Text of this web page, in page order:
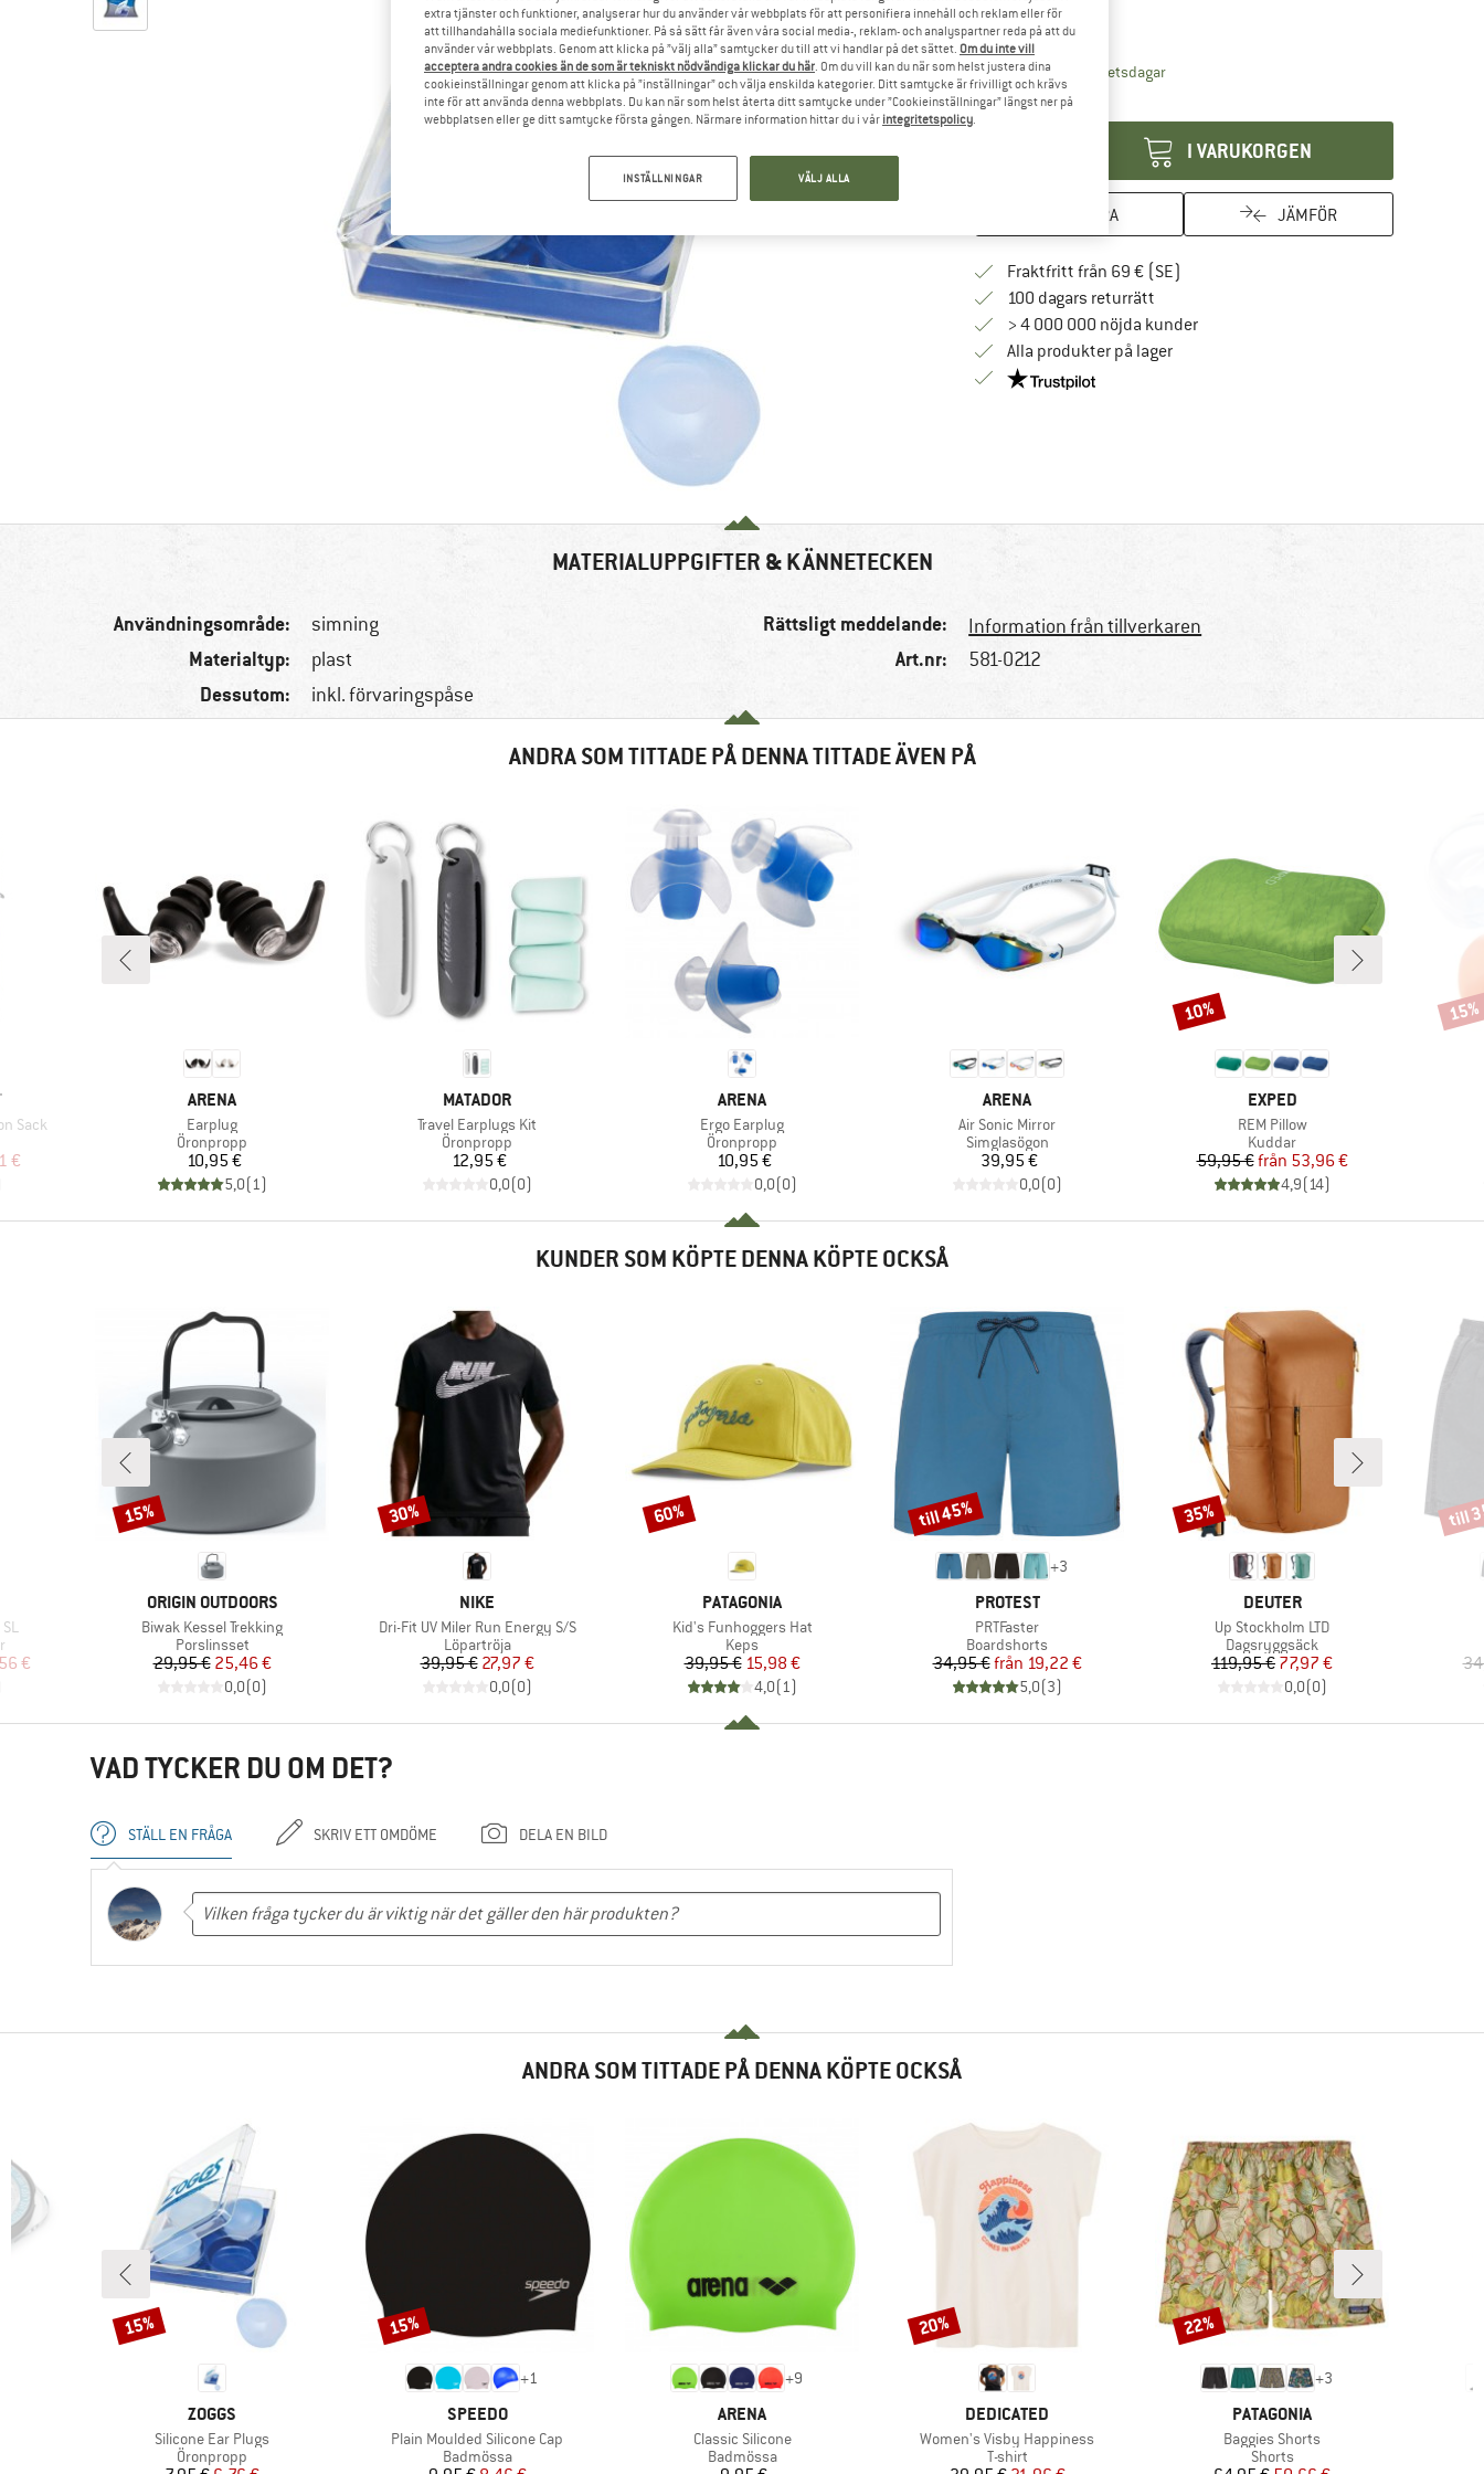
15%
Leveranstid: 4-5 arbetsdagarLänken öppnas i en inforuta och innehåller
Mängd:
I VARUKORGEN
SPARA JÄMFÖR
Fraktfritt från 69 € (SE)
100 dagars returrättGå till returpolicyn här Öppnas i en inforuta
> 4 000 000 nöjda kunder
Alla produkter på lager
Trust Pilot-garanti - hitta all information här!
MATERIALUPPGIFTER & KÄNNETECKEN
Användningsområde: simning
Materialtyp: plast
Dessutom: inkl. förvaringspåse
Rättsligt meddelande: Information från tillverkaren
Art.nr: 581-0212
ANDRA SOM TITTADE PÅ DENNA TITTADE ÄVEN PÅ
Sack
pris
€
VARUMÄRKE
ARENA
Produkter
Earplug
Produktgrupp
Öronpropp
Pris
10,95 €
5,0(1)
VARUMÄRKE
MATADOR
Produkter
Travel Earplugs Kit
Produktgrupp
Öronpropp
Pris
12,95 €
0,0(0)
VARUMÄRKE
ARENA
Produkter
Ergo Earplug
Produktgrupp
Öronpropp
Pris
10,95 €
0,0(0)
VARUMÄRKE
ARENA
Produkter
Air Sonic Mirror
Produktgrupp
Simglasögon
Pris
39,95 €
0,0(0)
VARUMÄRKE
EXPED
Produkter
REM Pillow
Produktgrupp
Kuddar
Pris
59,95 € Reducerat pris
från 53,96 €
4,9(14)
Rabatt
10% 15%
KUNDER SOM KÖPTE DENNA KÖPTE OCKSÅ
pris
€
VARUMÄRKE
ORIGIN OUTDOORS
Produkter
Biwak Kessel Trekking
Produktgrupp
Porslinsset
Pris
29,95 €Reducerat pris
25,46 €
0,0(0)
Rabatt
15%
VARUMÄRKE
NIKE
Produkter
Dri-Fit UV Miler Run Energy S/S
Produktgrupp
Löpartröja
Pris
39,95 €Reducerat pris
27,97 €
0,0(0)
Rabatt
30%
VARUMÄRKE
PATAGONIA
Produkter
Kid's Funhoggers Hat
Produktgrupp
Keps
Pris
39,95 €Reducerat pris
15,98 €
4,0(1)
Rabatt
60%
+3
VARUMÄRKE
PROTEST
Produkter
PRTFaster
Produktgrupp
Boardshorts
Pris
34,95 € Reducerat pris
från 19,22 €
5,0(3)
Rabatt
till 45%
VARUMÄRKE
DEUTER
Produkter
Up Stockholm LTD
Produktgrupp
Dagsryggsäck
Pris
119,95 €Reducerat pris
77,97 €
0,0(0)
Rabatt
35% till
VAD TYCKER DU OM DET?
STÄLL EN FRÅGA SKRIV ETT OMDÖME DELA EN BILD
ANDRA SOM TITTADE PÅ DENNA KÖPTE OCKSÅ
VARUMÄRKE
ZOGGS
Produkter
Silicone Ear Plugs
Produktgrupp
Öronpropp
Rabatt
15%
+1
VARUMÄRKE
SPEEDO
Produkter
Plain Moulded Silicone Cap
Produktgrupp
Badmössa
Rabatt
15%
+9
VARUMÄRKE
ARENA
Produkter
Classic Silicone
Produktgrupp
Badmössa
VARUMÄRKE
DEDICATED
Produkter
Women's Visby Happiness
Produktgrupp
T-shirt
Rabatt
20%
+3
VARUMÄRKE
PATAGONIA
Produkter
Baggies Shorts
Produktgrupp
Shorts
Rabatt
22%
extra tjänster och funktioner, analyserar hur du använder vår webbplats för att personifiera innehåll och reklam eller för
att tillhandahålla sociala mediefunktioner. På så sätt får även våra social media-, reklam- och analyspartner reda på att du
använder vår webbplats. Genom att klicka på ”välj alla” samtycker du till att vi handlar på det sättet. Om du inte vill
acceptera andra cookies än de som är tekniskt nödvändiga klickar du här. Om du vill kan du när som helst justera dina
cookieinställningar genom att klicka på ”inställningar” och välja enskilda kategorier. Ditt samtycke är frivilligt och krävs
inte för att använda denna webbplats. Du kan när som helst återta ditt samtycke under ”Cookieinställningar” längst ner på
webbplatsen eller ge ditt samtycke första gången. Närmare information hittar du i vår integritetspolicy.
INSTÄLLNINGAR VÄLJ ALLA